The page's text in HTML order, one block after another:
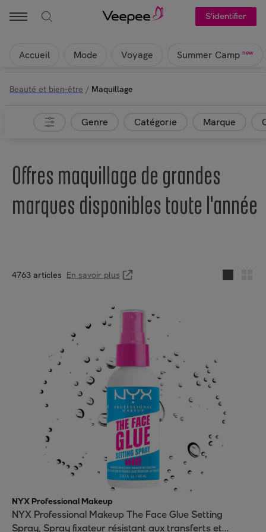
S'identifier
Accueil Mode Voyage Summer Camp new
Beauté et bien-être / Maquillage
Genre Catégorie Marque
Offres maquillage de grandes
marques disponibles toute l'année
4763 articles En savoir plus
NYX Professional Makeup
NYX Professional Makeup The Face Glue Setting
Spray, Spray fixateur résistant aux transferts et